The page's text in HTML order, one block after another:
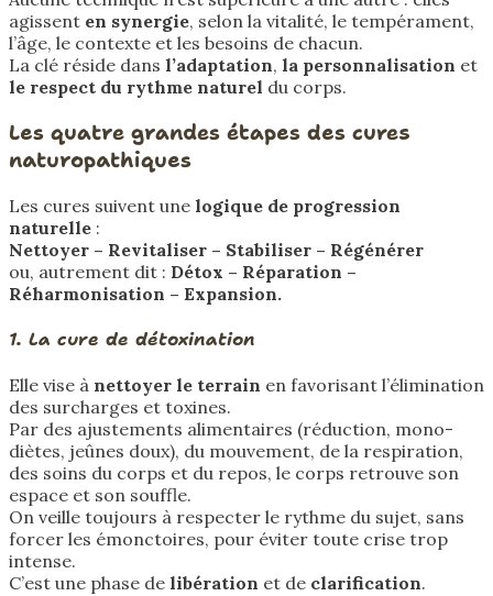
agissent en synergie, selon la vitalité, le tempérament,
l’âge, le contexte et les besoins de chacun.
La clé réside dans l’adaptation, la personnalisation et
le respect du rythme naturel du corps.
Les quatre grandes étapes des cures
naturopathiques
Les cures suivent une logique de progression
naturelle :
Nettoyer – Revitaliser – Stabiliser – Régénérer
ou, autrement dit : Détox – Réparation –
Réharmonisation – Expansion.
1. La cure de détoxination
Elle vise à nettoyer le terrain en favorisant l’élimination
des surcharges et toxines.
Par des ajustements alimentaires (réduction, mono-
diètes, jeûnes doux), du mouvement, de la respiration,
des soins du corps et du repos, le corps retrouve son
espace et son souffle.
On veille toujours à respecter le rythme du sujet, sans
forcer les émonctoires, pour éviter toute crise trop
intense.
C’est une phase de libération et de clarification.